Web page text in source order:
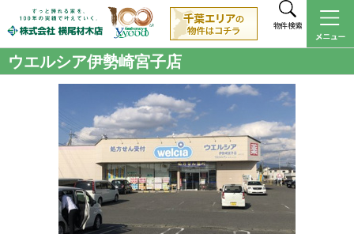
物件検索
ウエルシア伊勢崎宮子店